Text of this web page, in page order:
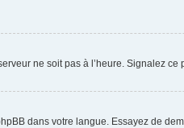
ne soit pas à l’heure. Signalez
dans votre langue. Essayez de